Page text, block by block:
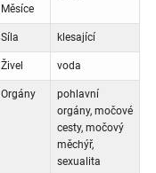
Měsíce
Síla klesající
Živel voda
Orgány
pohlavní
orgány, močové
cesty, močový
měchýř,
sexualita